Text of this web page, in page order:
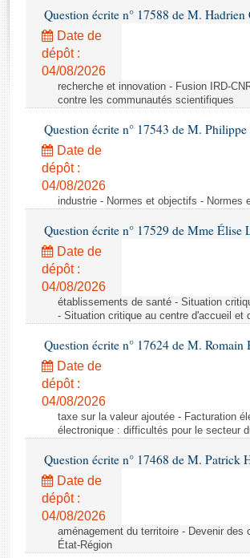
Question écrite n° 17588 de M. Hadrien
Date de
dépôt :
04/08/2026
recherche et innovation - Fusion IRD-
contre les communautés scientifiques
Question écrite n° 17543 de M. Philippe
Date de
dépôt :
04/08/2026
industrie - Normes et objectifs - Normes
Question écrite n° 17529 de Mme Élise
Date de
dépôt :
04/08/2026
établissements de santé - Situation
- Situation critique au centre d'accueil et
Question écrite n° 17624 de M. Romain
Date de
dépôt :
04/08/2026
taxe sur la valeur ajoutée - Facturation
électronique : difficultés pour le secteur
Question écrite n° 17468 de M. Patrick
Date de
dépôt :
04/08/2026
aménagement du territoire - Devenir
État-Région